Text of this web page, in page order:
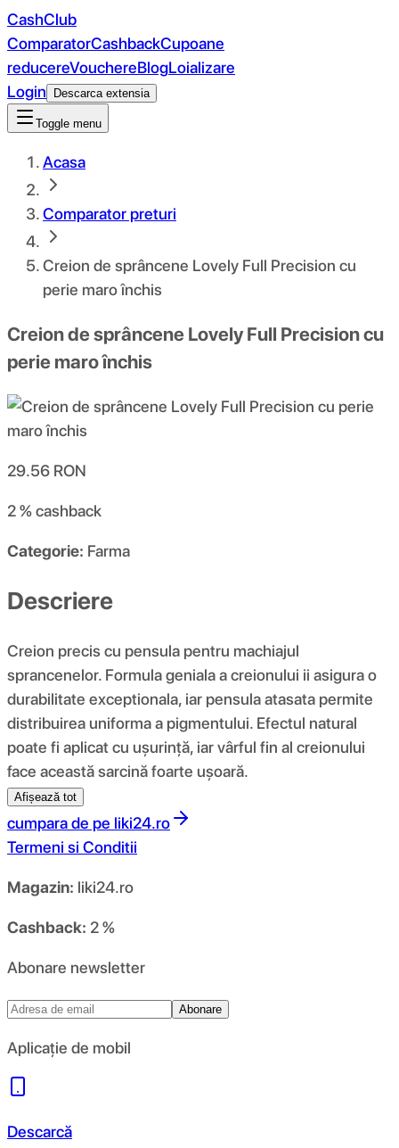
CashClub
ComparatorCashbackCupoane
reducereVouchereBlogLoializare
Login
Descarca extensia
Toggle menu
Acasa
Comparator preturi
Creion de sprâncene Lovely Full Precision cu
perie maro închis
Creion de sprâncene Lovely Full Precision cu
perie maro închis
29.56 RON
2 %cashback
Categorie: Farma
Descriere
Creion precis cu pensula pentru machiajul
sprancenelor. Formula geniala a creionului ii asigura o
durabilitate exceptionala, iar pensula atasata permite
distribuirea uniforma a pigmentului. Efectul natural
poate fi aplicat cu ușurință, iar vârful fin al creionului
face această sarcină foarte ușoară.
Afișează tot
cumpara de pe liki24.ro
Termeni si Conditii
Magazin: liki24.ro
Cashback: 2 %
Abonare newsletter
Abonare
Aplicație de mobil
Descarcă